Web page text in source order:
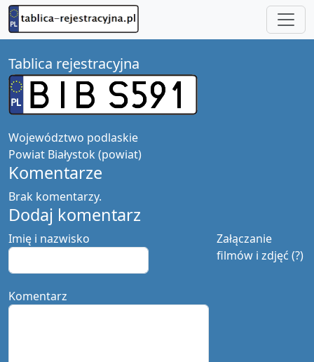
Tablica rejestracyjna
Województwo podlaskie
Powiat Białystok (powiat)
Komentarze
Brak komentarzy.
Dodaj komentarz
Załączanie
filmów i zdjęć (?)
Imię i nazwisko
Komentarz